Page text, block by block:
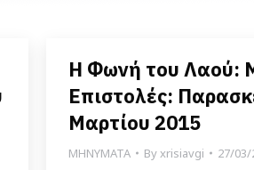
Η Φωνή του Λαού:
Επιστολές:
Μαρτίου 2015
ΜΗΝΥΜΑΤΑ Byxrisiavgi 27/03/